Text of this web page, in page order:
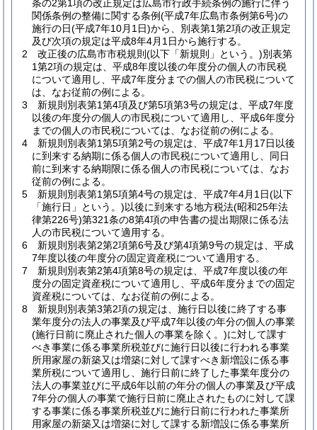
条の2第1項の改正規定は広島市行政手続条例の施行に伴う
関係条例の整備に関する条例(平成7年広島市条例第6号)の
施行の日(平成7年10月1日)から、別表第1第2項の改正規定
及び次項の規定は平成8年4月1日から施行する。
2
改正後の広島市市税規則 (以下「新規則」という。)別表第
1第2項の規定は、平成8年度以後の年度分の個人の市民税
について適用し、平成7年度分までの個人の市民税について
は、なお従前の例による。
3
新規則別表第1第4項及び第5項第3号の規定は、平成7年度
以後の年度分の個人の市民税について適用し、平成6年度分
までの個人の市民税については、なお従前の例による。
4
新規則別表第1第5項第2号の規定は、平成7年1月17日以後
に到来する納期に係る個人の市民税について適用し、同日
前に到来する納期限に係る個人の市民税については、なお
従前の例による。
5
新規則別表第1第5項第4号の規定は、平成7年4月1日(以下
「施行日」という。)以後に到来する地方税法(昭和25年法
律第226号)第321条の8第4項の申告書の提出期限に係る法
人の市民税について適用する。
6
新規則別表第2第2項第6号及び第4項第9号の規定は、平成
7年度以後の年度分の固定資産税について適用する。
7
新規則別表第2第4項第8号の規定は、平成7年度以後の年
度分の固定資産税について適用し、平成6年度分までの固定
資産税については、なお従前の例による。
8
新規則別表第3第2項の規定は、施行日以後に終了する事
業年度分の法人の事業及び平成7年以後の年分の個人の事業
(施行日前に廃止された個人の事業を除く。)に対して課す
べき事業に係る事業所税並びに施行日以後に行われる事業
所用家屋の新築又は増築に対して課すべき新増設に係る事
業所税について適用し、施行日前に終了した事業年度分の
法人の事業並びに平成6年以前の年分の個人の事業及び平成
7年分の個人の事業で施行日前に廃止されたものに対して課
する事業に係る事業所税並びに施行日前に行われた事業所
用家屋の新築又は増築に対して課する新増設に係る事業所